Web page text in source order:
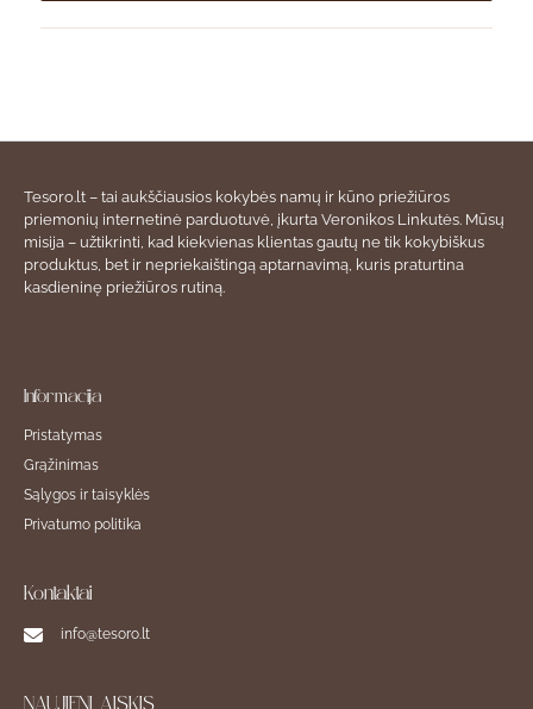
Tesoro.lt – tai aukščiausios kokybės namų ir kūno priežiūros
priemonių internetinė parduotuvė, įkurta Veronikos Linkutės. Mūsų
misija – užtikrinti, kad kiekvienas klientas gautų ne tik kokybiškus
produktus, bet ir nepriekaištingą aptarnavimą, kuris praturtina
kasdieninę priežiūros rutiną.
Informacija
Pristatymas
Grąžinimas
Sąlygos ir taisyklės
Privatumo politika
Kontaktai
info@tesoro.lt